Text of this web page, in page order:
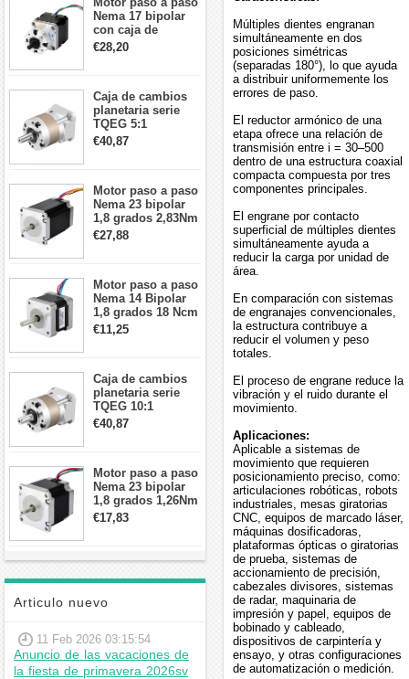
Nema 17 bipolar
con caja de
cambios planetaria
5:1 longitud 33mm
Robot CNC DIY
€28,20
Caja de cambios
planetaria serie
TQEG 5:1
contragolpe 15
arcmin para motor
€40,87
Motor paso a paso
Nema 23 bipolar
1,8 grados 2,83Nm
4A 2,26 V
57x57x84mm 8
€27,88
Motor paso a paso
Nema 14 Bipolar
1,8 grados 18 Ncm
0,8 A 5,74 V 35 x
35 x 34 mm 4
€11,25
Caja de cambios
planetaria serie
TQEG 10:1
contragolpe 15
arcmin para motor
€40,87
Motor paso a paso
Nema 23 bipolar
1,8 grados 1,26Nm
2,8A 2,5V
57x57x56mm 4
€17,83
Articulo nuevo
11 Feb 2026 03:15:54
Anuncio de las vacaciones de
la fiesta de primavera 2026sv
Múltiples dientes engranan
simultáneamente en dos
posiciones simétricas
(separadas 180°), lo que ayuda
a distribuir uniformemente los
errores de paso.
El reductor armónico de una
etapa ofrece una relación de
transmisión entre i = 30–500
dentro de una estructura coaxial
compacta compuesta por tres
componentes principales.
El engrane por contacto
superficial de múltiples dientes
simultáneamente ayuda a
reducir la carga por unidad de
área.
En comparación con sistemas
de engranajes convencionales,
la estructura contribuye a
reducir el volumen y peso
totales.
El proceso de engrane reduce la
vibración y el ruido durante el
movimiento.
Aplicaciones:
Aplicable a sistemas de
movimiento que requieren
posicionamiento preciso, como:
articulaciones robóticas, robots
industriales, mesas giratorias
CNC, equipos de marcado láser,
máquinas dosificadoras,
plataformas ópticas o giratorias
de prueba, sistemas de
accionamiento de precisión,
cabezales divisores, sistemas
de radar, maquinaria de
impresión y papel, equipos de
bobinado y cableado,
dispositivos de carpintería y
ensayo, y otras configuraciones
de automatización o medición.